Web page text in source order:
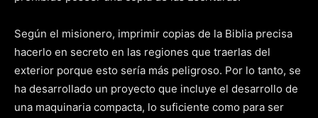
Según el misionero, imprimir copias de la Biblia precisa
hacerlo en secreto en las regiones que traerlas del
exterior porque esto sería más peligroso. Por lo tanto, se
ha desarrollado un proyecto que incluye el desarrollo de
una maquinaria compacta, lo suficiente como para ser